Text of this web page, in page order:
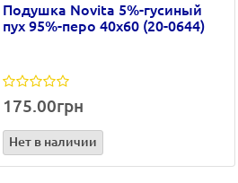
Подушка Novita 5%-гусиный
пух 95%-перо 40х60 (20-0644)
175.00грн
Нет в наличии